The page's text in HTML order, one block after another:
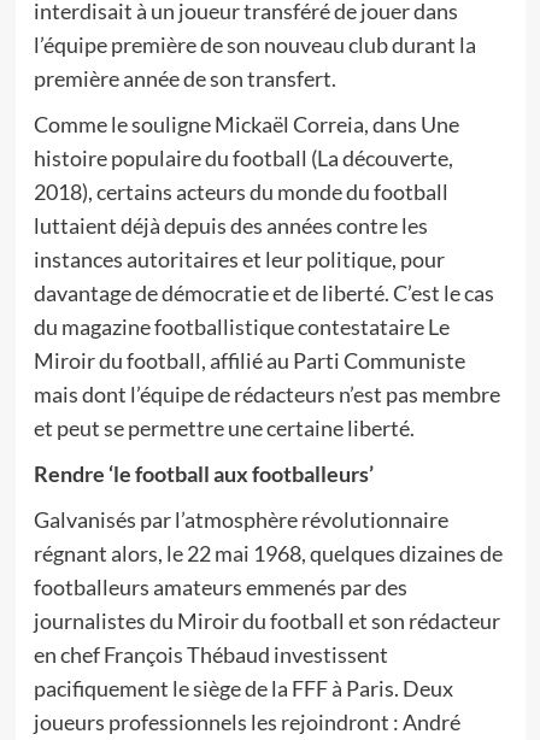
interdisait à un joueur transféré de jouer dans
l’équipe première de son nouveau club durant la
première année de son transfert.
Comme le souligne Mickaël Correia, dans Une
histoire populaire du football (La découverte,
2018), certains acteurs du monde du football
luttaient déjà depuis des années contre les
instances autoritaires et leur politique, pour
davantage de démocratie et de liberté. C’est le cas
du magazine footballistique contestataire Le
Miroir du football, affilié au Parti Communiste
mais dont l’équipe de rédacteurs n’est pas membre
et peut se permettre une certaine liberté.
Rendre ‘le football aux footballeurs’
Galvanisés par l’atmosphère révolutionnaire
régnant alors, le 22 mai 1968, quelques dizaines de
footballeurs amateurs emmenés par des
journalistes du Miroir du football et son rédacteur
en chef François Thébaud investissent
pacifiquement le siège de la FFF à Paris. Deux
joueurs professionnels les rejoindront : André